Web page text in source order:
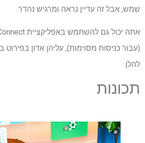
שמש, אבל זה עדיין נראה ומרגיש נהדר.
(עבור כניסות מסוימות), עליהן אדון
להלן.
תכונות